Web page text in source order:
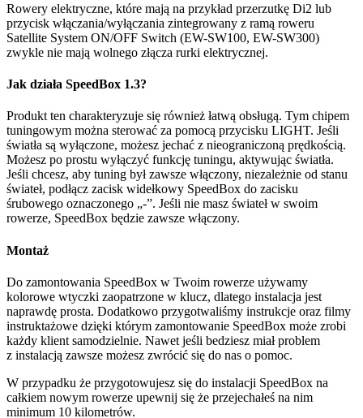
Rowery elektryczne, które mają na przykład przerzutkę Di2 lub
przycisk włączania/wyłączania zintegrowany z ramą roweru
Satellite System ON/OFF Switch (EW-SW100, EW-SW300)
zwykle nie mają wolnego złącza rurki elektrycznej.
Jak działa SpeedBox 1.3?
Produkt ten charakteryzuje się również łatwą obsługą. Tym chipem
tuningowym można sterować za pomocą przycisku LIGHT. Jeśli
światła są wyłączone, możesz jechać z nieograniczoną prędkością.
Możesz po prostu wyłączyć funkcję tuningu, aktywując światła.
Jeśli chcesz, aby tuning był zawsze włączony, niezależnie od stanu
świateł, podłącz zacisk widełkowy SpeedBox do zacisku
śrubowego oznaczonego „-”. Jeśli nie masz świateł w swoim
rowerze, SpeedBox będzie zawsze włączony.
Montaż
Do zamontowania SpeedBox w Twoim rowerze używamy
kolorowe wtyczki zaopatrzone w klucz, dlatego instalacja jest
naprawdę prosta. Dodatkowo przygotwaliśmy instrukcje oraz filmy
instruktażowe dzięki którym zamontowanie SpeedBox może zrobi
każdy klient samodzielnie. Nawet jeśli bedziesz miał problem
z instalacją zawsze możesz zwrócić się do nas o pomoc.
W przypadku że przygotowujesz się do instalacji SpeedBox na
całkiem nowym rowerze upewnij się że przejechałeś na nim
minimum 10 kilometrów.